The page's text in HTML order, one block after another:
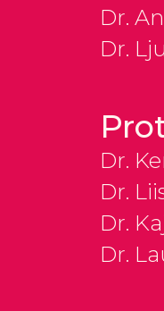
Dr.
Dr.
Dr.
Dr.
Dr.
Dr.